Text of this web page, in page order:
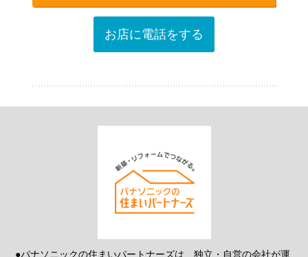
お店に電話をする
●パナソニックの住まいパートナーズは、独立・自営の会社が運